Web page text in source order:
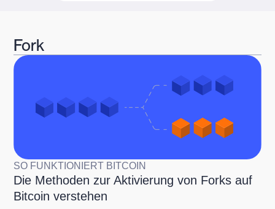
Fork
SO FUNKTIONIERT BITCOIN
Die Methoden zur Aktivierung von Forks auf
Bitcoin verstehen